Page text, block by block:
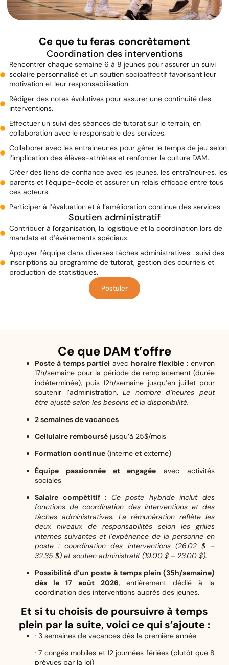
Ce que tu feras concrètement
Coordination des interventions
Rencontrer chaque semaine 6 à 8 jeunes pour assurer un suivi
scolaire personnalisé et un soutien socioaffectif favorisant leur
motivation et leur responsabilisation.
Rédiger des notes évolutives pour assurer une continuité des
interventions.
Effectuer un suivi des séances de tutorat sur le terrain, en
collaboration avec le responsable des services.
Collaborer avec les entraîneur·es pour gérer le temps de jeu selon
l’implication des élèves-athlètes et renforcer la culture DAM.
Créer des liens de confiance avec les jeunes, les entraîneur·es, les
parents et l’équipe-école et assurer un relais efficace entre tous
ces acteurs.
Participer à l’évaluation et à l’amélioration continue des services.
Soutien administratif
Contribuer à l'organisation, la logistique et la coordination lors de
mandats et d’événements spéciaux.
Appuyer l’équipe dans diverses tâches administratives : suivi des
inscriptions au programme de tutorat, gestion des courriels et
production de statistiques.
Postuler
Ce que DAM t’offre
Poste à temps partiel avec horaire flexible : environ
17h/semaine pour la période de remplacement (durée
indéterminée), puis 12h/semaine jusqu’en juillet pour
soutenir l’administration. Le nombre d’heures peut
être ajusté selon les besoins et la disponibilité.
2 semaines de vacances
Cellulaire remboursé jusqu’à 25$/mois
Formation continue (interne et externe)
Équipe passionnée et engagée avec activités
sociales
Salaire compétitif: Ce poste hybride inclut des
fonctions de coordination des interventions et des
tâches administratives. La rémunération reflète les
deux niveaux de responsabilités selon les grilles
internes suivantes et l’expérience de la personne en
poste : coordination des interventions (26.02 $ –
32.35 $) et soutien administratif (19.00 $ – 23.00 $).
Possibilité d’un poste à temps plein (35h/semaine)
dès le 17 août 2026, entièrement dédié à la
coordination des interventions auprès des jeunes.
Et si tu choisis de poursuivre à temps
plein par la suite, voici ce qui s’ajoute :
· 3 semaines de vacances dès la première année
· 7 congés mobiles et 12 journées fériées (plutôt que 8
prévues par la loi)